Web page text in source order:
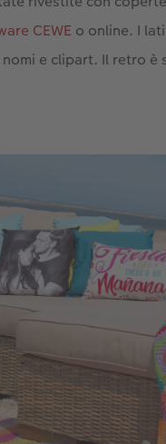
CEWE o online. I
e clipart. Il retro